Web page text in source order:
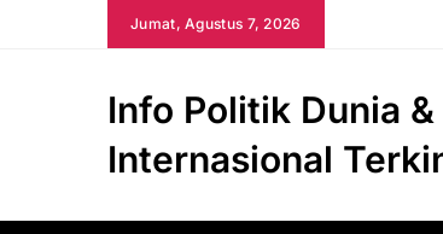
Jumat, Agustus 7, 2026
Info Politik Dunia &
Internasional